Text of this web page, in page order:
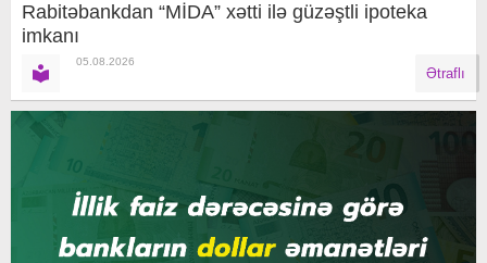
Rabitəbankdan “MİDA” xətti ilə güzəştli ipoteka
imkanı
05.08.2026
Ətraflı